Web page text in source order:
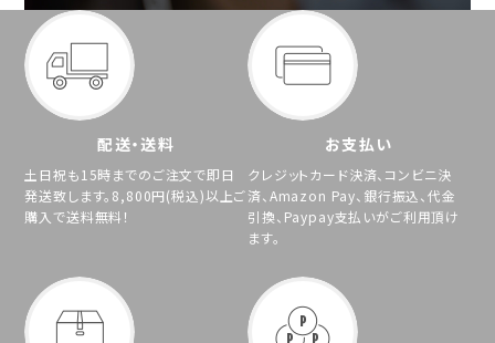
配送・送料
土日祝も15時までのご注文で即日
発送致します。8,800円(税込)以上ご
購入で送料無料！
お支払い
クレジットカード決済、コンビニ決
済、Amazon Pay、銀行振込、代金
引換、Paypay支払いがご利用頂け
ます。